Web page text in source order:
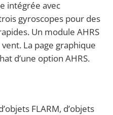
intégrée avec
gyroscopes pour des
Un module AHRS
La page graphique
d’une option AHRS.
FLARM, d’objets